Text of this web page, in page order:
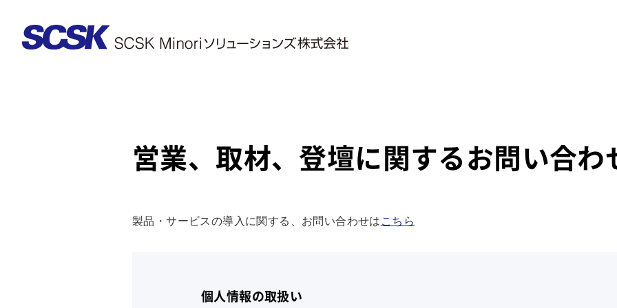
営業、取材、登壇に関するお問い合わ
製品・サービスの導入に関する、お問い合わせは こちら
個人情報の取扱い